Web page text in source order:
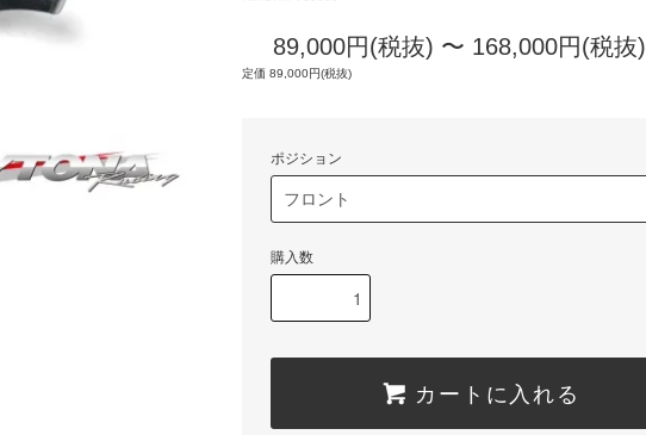
89,000円(税抜) 〜 168,000円(税抜)
定価 89,000円(税抜)
ポジション
購入数
カートに入れる